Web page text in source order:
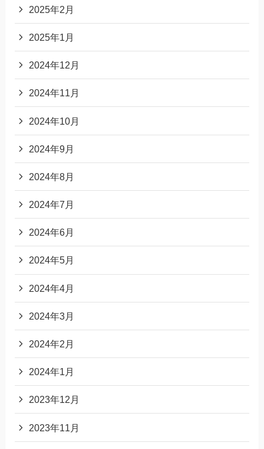
2025年2月
2025年1月
2024年12月
2024年11月
2024年10月
2024年9月
2024年8月
2024年7月
2024年6月
2024年5月
2024年4月
2024年3月
2024年2月
2024年1月
2023年12月
2023年11月